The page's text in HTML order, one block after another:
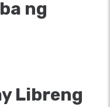
ng
Libreng